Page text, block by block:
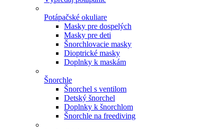
Potápačské okuliare
Masky pre dospelých
Masky pre deti
Šnorchlovacie masky
Dioptrické masky
Doplnky k maskám
Šnorchle
Šnorchel s ventilom
Detský šnorchel
Doplnky k šnorchlom
Šnorchle na freediving